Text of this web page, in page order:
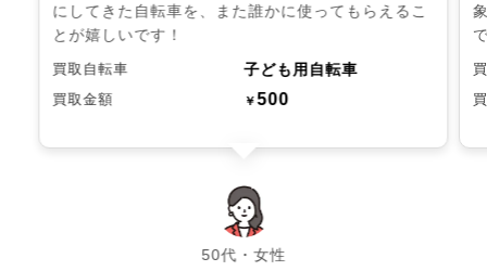
にしてきた自転車を、また誰かに使ってもらえるこ
とが嬉しいです！
買取自転車 子ども用自転車
買取金額 ￥500
50代・女性
chevron_left chevron_right